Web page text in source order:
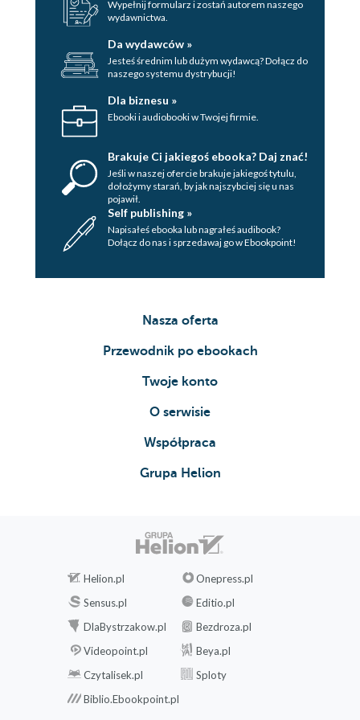
Zadanie 46. Znajdź 1 ruch prowadzący do
sukcesu.......................................................................264
Zadanie 47. Znajdź 1 ruch prowadzący do
sukcesu.......................................................................267
Zadanie 48. Znajdź 2 ruchy prowadzące do
sukcesu....................................................................272
sukcesu.......................................................................278
Zadanie 50. Znajdź 1 ruch prowadzący do
sukcesu.......................................................................283
Wypełnij formularz i zostań autorem naszego
wydawnictwa.
Da wydawców »
Jesteś średnim lub dużym wydawcą? Dołącz do
naszego systemu dystrybucji!
Dla biznesu »
Ebooki i audiobooki w Twojej firmie.
Brakuje Ci jakiegoś ebooka? Daj znać!
Jeśli w naszej ofercie brakuje jakiegoś tytulu,
dołożymy starań, by jak najszybciej się u nas
pojawił.
Self publishing »
Napisałeś ebooka lub nagrałeś audibook?
Dołącz do nas i sprzedawaj go w Ebookpoint!
Nasza oferta
Przewodnik po ebookach
Twoje konto
O serwisie
Współpraca
Grupa Helion
Helion.pl
Onepress.pl
Sensus.pl
Editio.pl
DlaBystrzakow.pl
Bezdroza.pl
Videopoint.pl
Beya.pl
Czytalisek.pl
Sploty
Biblio.Ebookpoint.pl